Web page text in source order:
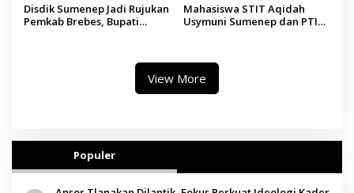
Disdik Sumenep Jadi Rujukan
Pemkab Brebes, Bupati
Mahasiswa STIT Aqidah
Usymuni Sumenep dan PTIQ
View More
Populer